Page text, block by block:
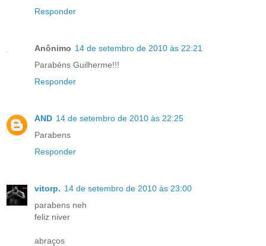
Responder
Anônimo 14 de setembro de 2010 às 22:21
Parabéns Guilherme!!!
Responder
AND 14 de setembro de 2010 às 22:25
Parabens
Responder
vitorp. 14 de setembro de 2010 às 23:00
parabens neh
feliz niver
abraços